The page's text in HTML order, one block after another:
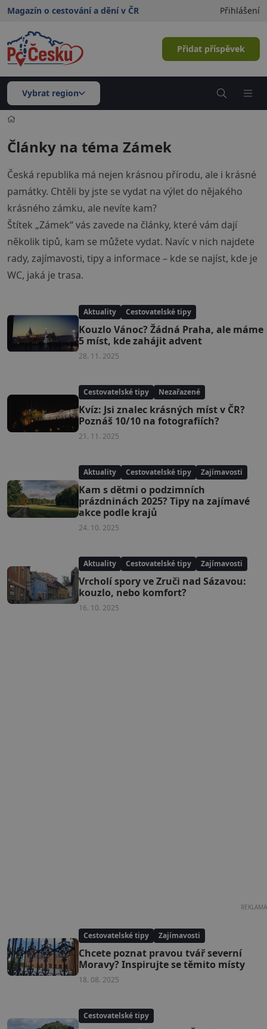
Magazín o cestování a dění v ČR Přihlášení
Přidat příspěvek
Vybrat region
Články na téma Zámek
Česká republika má nejen krásnou přírodu, ale i krásné
památky. Chtěli by jste se vydat na výlet do nějakého
krásného zámku, ale nevíte kam?
Štítek „Zámek“ vás zavede na články, které vám dají
několik tipů, kam se můžete vydat. Navíc v nich najdete
rady, zajímavosti, tipy a informace – kde se najíst, kde je
WC, jaká je trasa.
Aktuality Cestovatelské tipy
Kouzlo Vánoc? Žádná Praha, ale máme
5 míst, kde zahájit advent
28. 11. 2025
Cestovatelské tipy Nezařazené
Kvíz: Jsi znalec krásných míst v ČR?
Poznáš 10/10 na fotografiích?
21. 11. 2025
Aktuality Cestovatelské tipy Zajímavosti
Kam s dětmi o podzimních
prázdninách 2025? Tipy na zajímavé
akce podle krajů
24. 10. 2025
Aktuality Cestovatelské tipy Zajímavosti
Vrcholí spory ve Zruči nad Sázavou:
kouzlo, nebo komfort?
16. 10. 2025
REKLAMA
Cestovatelské tipy Zajímavosti
Chcete poznat pravou tvář severní
Moravy? Inspirujte se těmito místy
18. 08. 2025
Cestovatelské tipy